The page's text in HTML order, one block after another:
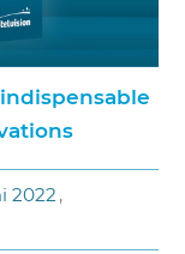
2022 ,